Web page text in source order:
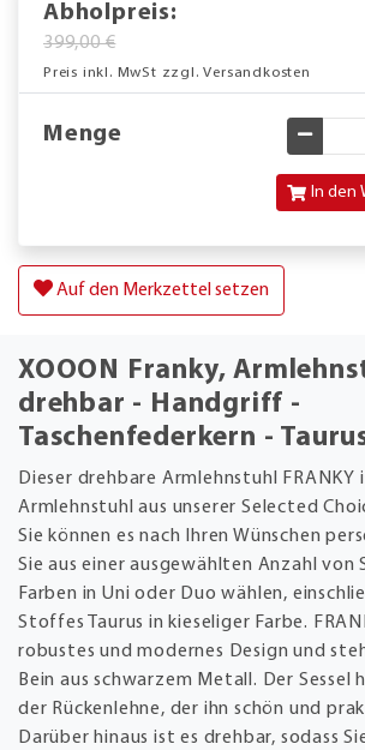
Abholpreis:
399,00 €
Preis inkl. MwSt zzgl. Versandkosten
Menge
In den
Auf den Merkzettel setzen
XOOON Franky,
drehbar - Handgriff -
Taschenfederkern -
Dieser drehbare Armlehnstuhl FRANKY
Armlehnstuhl aus unserer Selected
Sie können es nach Ihren Wünschen
Sie aus einer ausgewählten Anzahl von
Farben in Uni oder Duo wählen,
Stoffes Taurus in kieseliger Farbe.
robustes und modernes Design und
Bein aus schwarzem Metall. Der Sessel
der Rückenlehne, der ihn schön und
Darüber hinaus ist es drehbar, sodass